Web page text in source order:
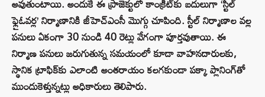
అవుతుంటాయి. అందుకే ఈ ప్రాజెక్టులో కాంక్రీట్‌కు బదులుగా ‘స్టీల్
ఫ్లైఓవర్ల’ నిర్మాణానికి జీహెచ్ఎంసీ మొగ్గు చూపింది. స్టీల్ నిర్మాణాల వల్ల
పనులు ఏకంగా 30 నుండి 40 రెట్లు వేగంగా పూర్తవుతాయి. ఈ
నిర్మాణ పనులు జరుగుతున్న సమయంలో కూడా వాహనదారులకు,
స్థానిక ట్రాఫిక్‌కు ఎలాంటి అంతరాయం కలగకుండా పక్కా ప్లానింగ్‌తో
ముందుకెళ్తున్నట్లు అధికారులు తెలిపారు.